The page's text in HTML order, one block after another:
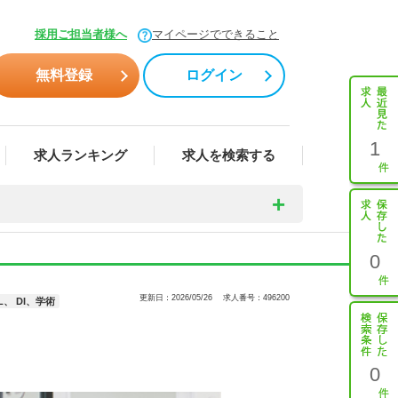
採用ご担当者様へ マイページでできること
無料登録 ログイン
求人ランキング 求人を検索する 1
0
0
、 DI、学術 更新日：2026/05/26 求人番号：496200